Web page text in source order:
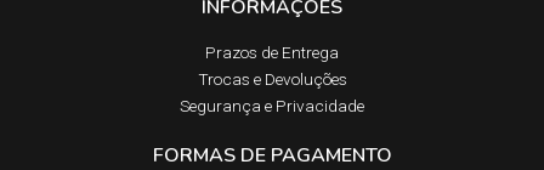
INFORMAÇÕES
Prazos de Entrega​
Trocas e Devoluções​
Segurança e Privacidade
FORMAS DE PAGAMENTO